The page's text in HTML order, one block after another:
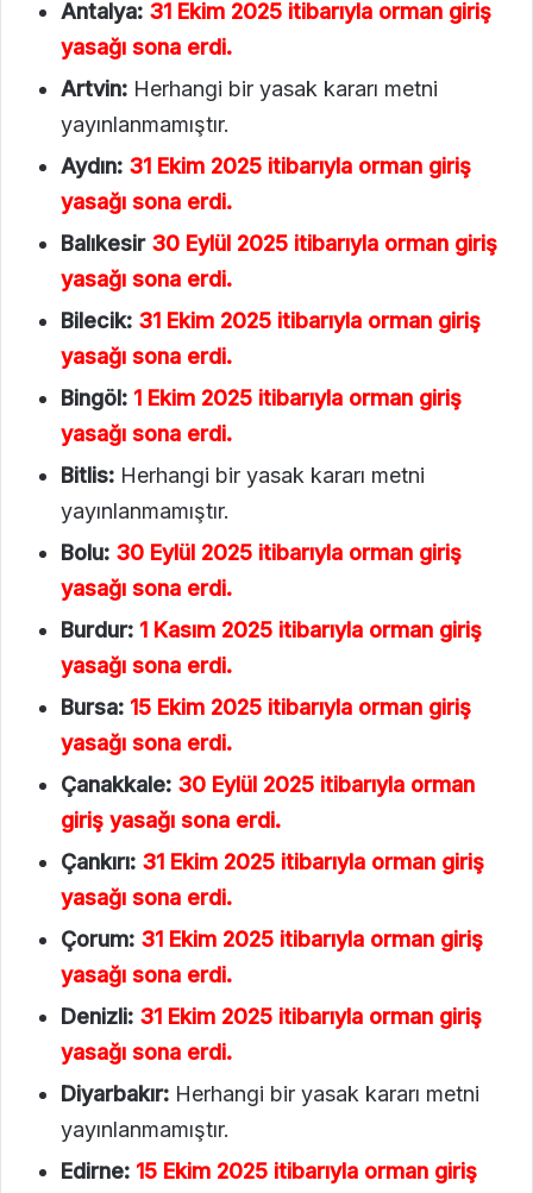
Antalya: 31 Ekim 2025 itibarıyla orman giriş
yasağı sona erdi.
Artvin: Herhangi bir yasak kararı metni
yayınlanmamıştır.
Aydın: 31 Ekim 2025 itibarıyla orman giriş
yasağı sona erdi.
Balıkesir 30 Eylül 2025 itibarıyla orman giriş
yasağı sona erdi.
Bilecik: 31 Ekim 2025 itibarıyla orman giriş
yasağı sona erdi.
Bingöl: 1 Ekim 2025 itibarıyla orman giriş
yasağı sona erdi.
Bitlis: Herhangi bir yasak kararı metni
yayınlanmamıştır.
Bolu: 30 Eylül 2025 itibarıyla orman giriş
yasağı sona erdi.
Burdur: 1 Kasım 2025 itibarıyla orman giriş
yasağı sona erdi.
Bursa: 15 Ekim 2025 itibarıyla orman giriş
yasağı sona erdi.
Çanakkale: 30 Eylül 2025 itibarıyla orman
giriş yasağı sona erdi.
Çankırı: 31 Ekim 2025 itibarıyla orman giriş
yasağı sona erdi.
Çorum: 31 Ekim 2025 itibarıyla orman giriş
yasağı sona erdi.
Denizli: 31 Ekim 2025 itibarıyla orman giriş
yasağı sona erdi.
Diyarbakır: Herhangi bir yasak kararı metni
yayınlanmamıştır.
Edirne: 15 Ekim 2025 itibarıyla orman giriş